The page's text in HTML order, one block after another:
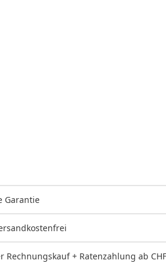
Garantie
Rechnungskauf + Ratenzahlung ab